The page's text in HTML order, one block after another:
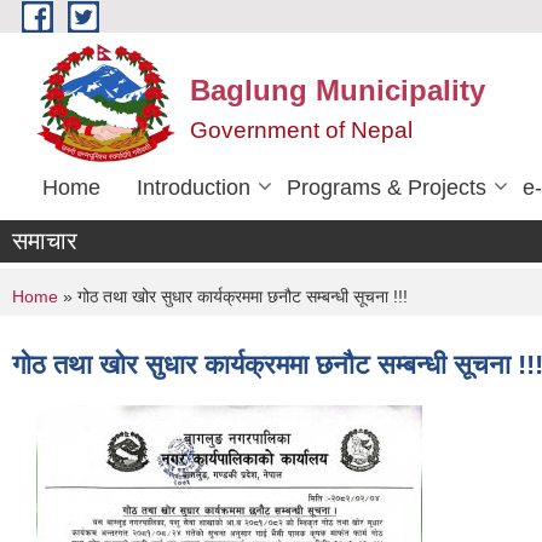
Skip to main content
Baglung Municipality
Government of Nepal
Home Introduction Programs & Projects
समाचार
You are here
Home » गोठ तथा खोर सुधार कार्यक्रममा छनौट सम्बन्धी सूचना !!!
गोठ तथा खोर सुधार कार्यक्रममा छनौट सम्बन्धी सूचना !!!